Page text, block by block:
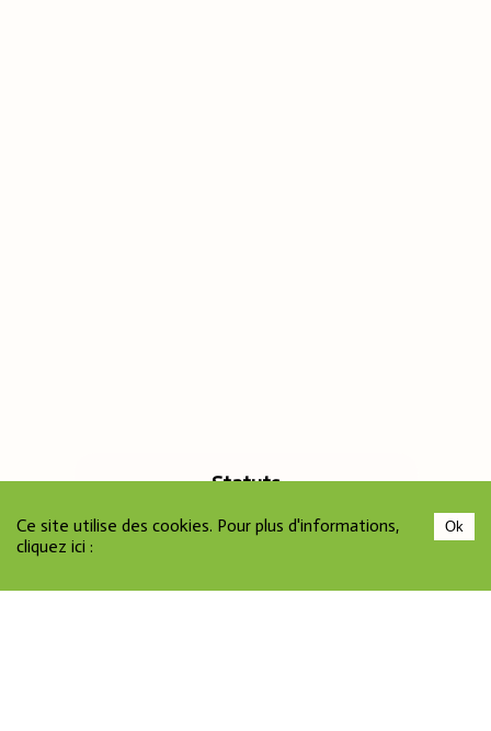
Ce site utilise des cookies. Pour plus d'informations,
cliquez ici :
Ok
Statuts